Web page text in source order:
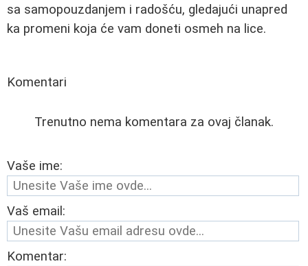
sa samopouzdanjem i radošću, gledajući unapred
ka promeni koja će vam doneti osmeh na lice.
Komentari
Trenutno nema komentara za ovaj članak.
Vaše ime:
Vaš email:
Komentar: